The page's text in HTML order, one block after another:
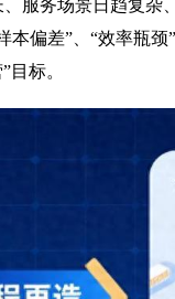
服务场景日趋复杂
偏差”、“效率瓶
目标。